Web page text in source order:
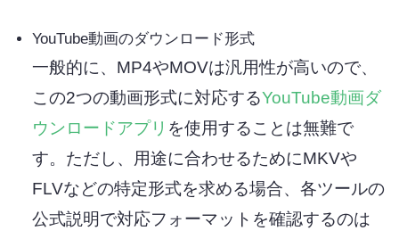
YouTube動画のダウンロード形式
一般的に、MP4やMOVは汎用性が高いので、
この2つの動画形式に対応するYouTube動画ダ
ウンロードアプリ を使用することは無難で
す。ただし、用途に合わせるためにMKVや
FLVなどの特定形式を求める場合、各ツールの
公式説明で対応フォーマットを確認するのは